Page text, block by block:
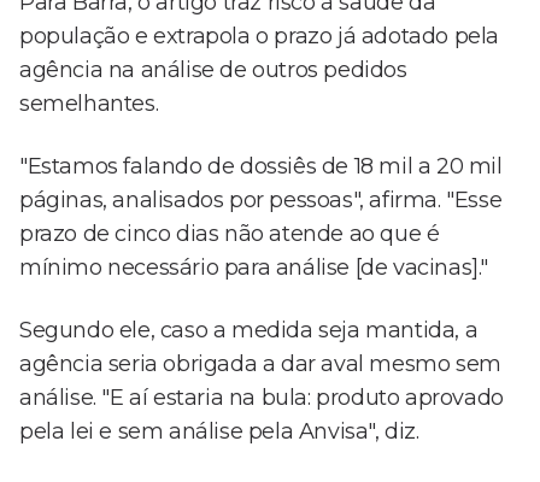
população e extrapola o prazo já adotado pela
agência na análise de outros pedidos
semelhantes.
"Estamos falando de dossiês de 18 mil a 20 mil
páginas, analisados por pessoas", afirma. "Esse
prazo de cinco dias não atende ao que é
mínimo necessário para análise [de vacinas]."
Segundo ele, caso a medida seja mantida, a
agência seria obrigada a dar aval mesmo sem
análise. "E aí estaria na bula: produto aprovado
pela lei e sem análise pela Anvisa", diz.